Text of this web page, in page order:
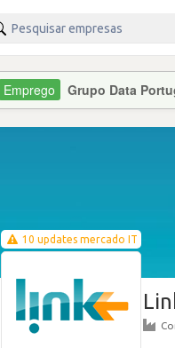
Grupo Data
10 updates mercado IT